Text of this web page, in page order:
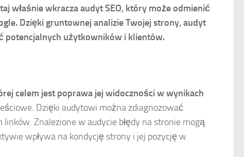
właśnie wkracza audyt SEO, który może odmienić
Dzięki gruntownej analizie Twojej strony, audyt
potencjalnych użytkowników i klientów.
celem jest poprawa jej widoczności w wynikach
Dzięki audytowi można zdiagnozować
Znalezione w audycie błędy na stronie mogą
wpływa na kondycję strony i jej pozycję w